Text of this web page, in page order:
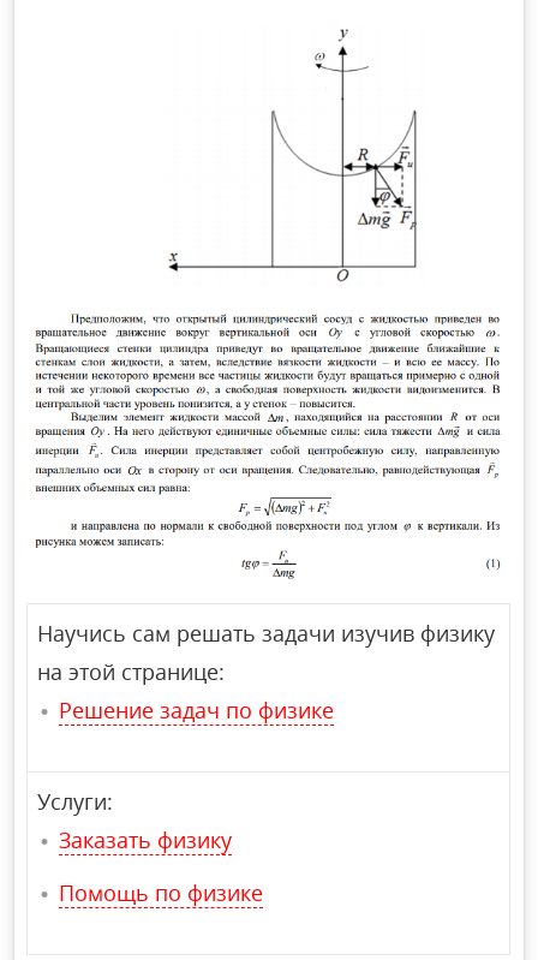
Научись сам решать задачи изучив физику
на этой странице:
Решение задач по физике
Услуги:
Заказать физику
Помощь по физике